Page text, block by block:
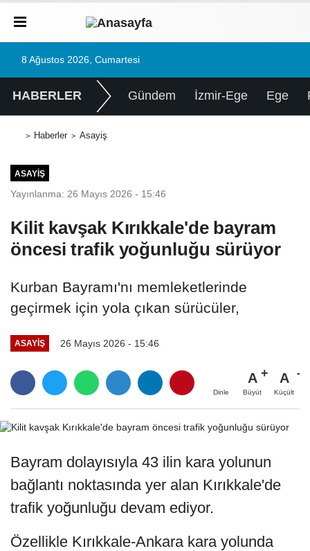
8 Ağustos 2026, Cumartesi
HABERLER Gündem İzmir-Ege Ege
Haberler Asayiş
ASAYIŞ
Yayınlanma: 26 Mayıs 2026 - 15:46
Kilit kavşak Kırıkkale'de bayram
öncesi trafik yoğunluğu sürüyor
Kurban Bayramı'nı memleketlerinde
geçirmek için yola çıkan sürücüler,
ASAYIŞ 26 Mayıs 2026 - 15:46
Dinle
A
Büyüt
A
Küçült
Bayram dolayısıyla 43 ilin kara yolunun
bağlantı noktasında yer alan Kırıkkale'de
trafik yoğunluğu devam ediyor.
Özellikle Kırıkkale-Ankara kara yolunda